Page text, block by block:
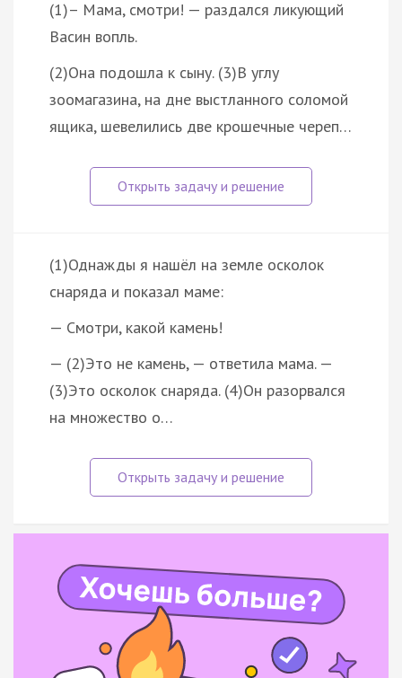
(1)– Мама, смотри! — раздался ликующий
Васин вопль.
(2)Она подошла к сыну. (3)В углу
зоомагазина, на дне выстланного соломой
ящика, шевелились две крошечные череп…
(1)Однажды я нашёл на земле осколок
снаряда и показал маме:
— Смотри, какой камень!
— (2)Это не камень, — ответила мама. —
(3)Это осколок снаряда. (4)Он разорвался
на множество о…